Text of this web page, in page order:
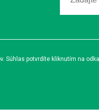
potvrdíte kliknutím na